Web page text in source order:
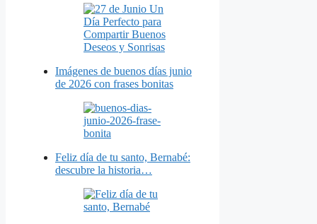
Imágenes de buenos días junio
de 2026 con frases bonitas
Feliz día de tu santo, Bernabé:
descubre la historia…